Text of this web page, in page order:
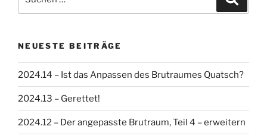
nach:
NEUESTE BEITRÄGE
2024.14 – Ist das Anpassen des Brutraumes Quatsch?
2024.13 – Gerettet!
2024.12 – Der angepasste Brutraum, Teil 4 – erweitern